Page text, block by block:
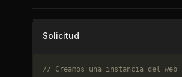
Solicitud
// Creamos una instancia del web